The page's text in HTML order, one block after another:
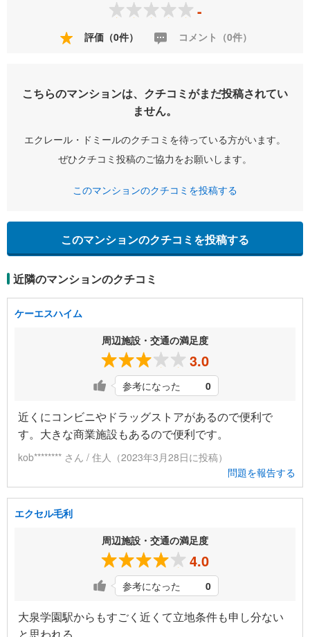
-
評価（0件） コメント（0件）
こちらのマンションは、クチコミがまだ投稿されてい
ません。
エクレール・ドミールのクチコミを待っている方がいます。
ぜひクチコミ投稿のご協力をお願いします。
このマンションのクチコミを投稿する
このマンションのクチコミを投稿する
近隣のマンションのクチコミ
ケーエスハイム
周辺施設・交通の満足度
3.0
参考になった 0
近くにコンビニやドラッグストアがあるので便利で
す。大きな商業施設もあるので便利です。
kob******** さん / 住人（2023年3月28日に投稿）
問題を報告する
エクセル毛利
周辺施設・交通の満足度
4.0
参考になった 0
大泉学園駅からもすごく近くて立地条件も申し分ない